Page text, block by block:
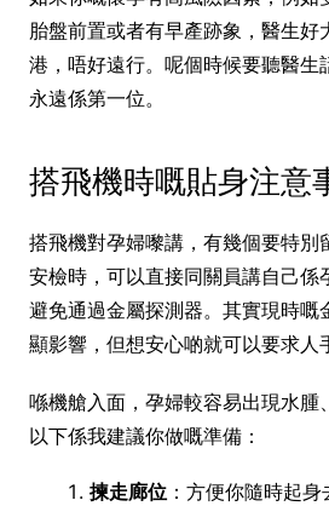
胎盤前置或者有早產跡象，醫生好
港，唔好遠行。呢個時候要聽醫生
永遠係第一位。
搭飛機時嘅貼身注意
搭飛機對孕婦嚟講，有幾個要特別
安檢時，可以直接同關員講自己係
避免通過金屬探測器。其實現時嘅
顯影響，但想安心啲就可以要求人
喺機艙入面，孕婦較容易出現水腫
以下係我建議你做嘅準備：
揀走廊位：方便你隨時起身